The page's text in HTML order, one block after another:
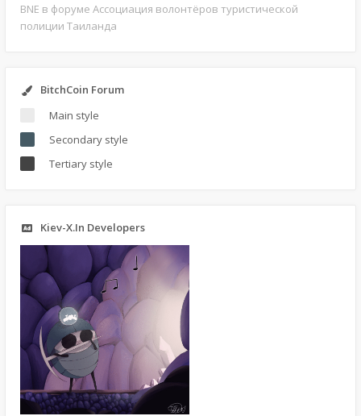
BNE в форуме Ассоциация волонтёров туристической
полиции Таиланда
BitchCoin Forum
Main style
Secondary style
Tertiary style
Kiev-X.In Developers